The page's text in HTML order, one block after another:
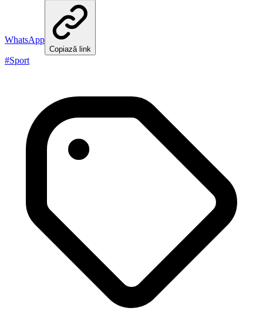
WhatsApp
Copiază link
#Sport